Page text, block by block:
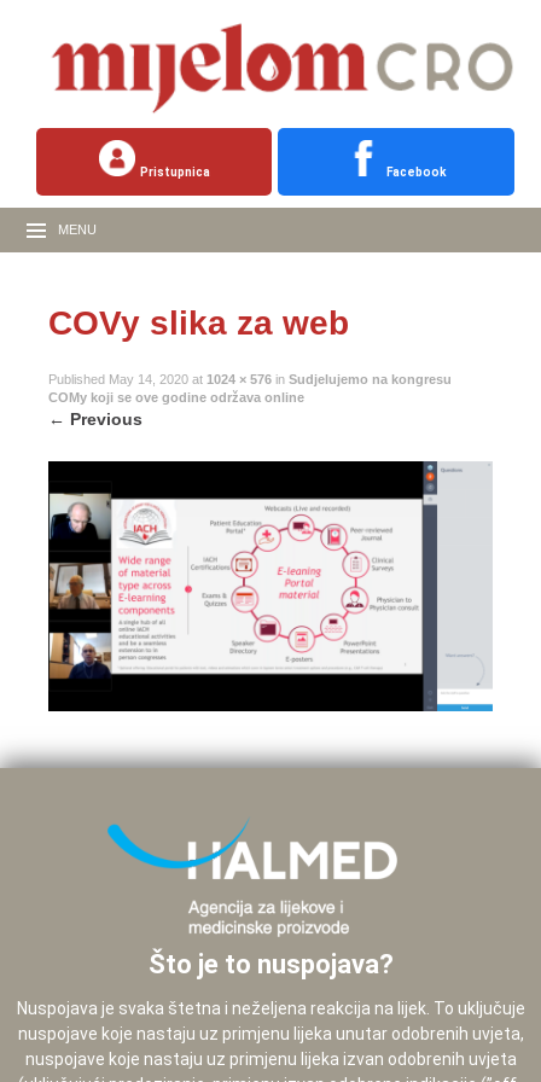
Pristupnica Facebook
MENU
COVy slika za web
Published May 14, 2020 at 1024 × 576 in Sudjelujemo na kongresu
COMy koji se ove godine održava online
← Previous
Što je to nuspojava?
Nuspojava je svaka štetna i neželjena reakcija na lijek. To uključuje
nuspojave koje nastaju uz primjenu lijeka unutar odobrenih uvjeta,
nuspojave koje nastaju uz primjenu lijeka izvan odobrenih uvjeta